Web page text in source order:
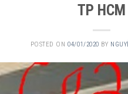
TP HCM
POSTED ON04/01/2020 BY